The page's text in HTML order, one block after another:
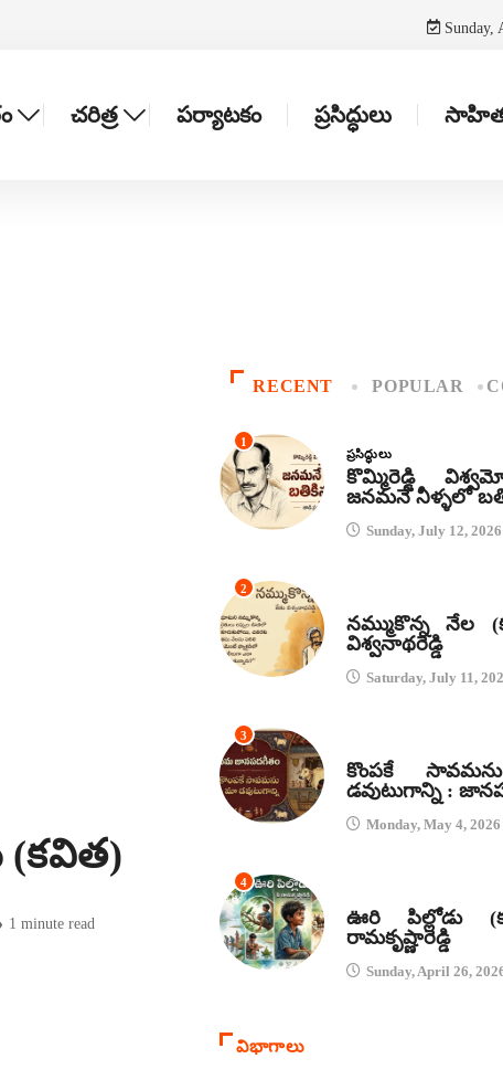
Sunday,
చరిత్ర పర్యాటకం ప్రసిద్ధులు
(కవిత)
1 minute read
RECENT POPULAR
1
ప్రసిద్ధులు
కొమ్మిరెడ్డి
జనమనే నీళ్ళలో
Sunday, July 12, 2026
2
నమ్ముకొన్న నేల
విశ్వనాథరెడ్డి
Saturday, July 11,
3
కొంపకే
డవుటుగాన్ని :
Monday, May 4, 2026
4
ఊరి పిల్లోడు
రామకృష్ణారెడ్డి
Sunday, April 26,
విభాగాలు